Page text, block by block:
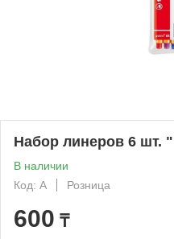
Набор линеров 6 шт.
В наличии
Код: А
Розница
600 ₸